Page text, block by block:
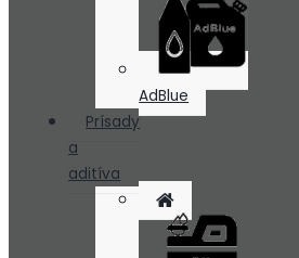
AdBlue
Prísady
a
aditíva